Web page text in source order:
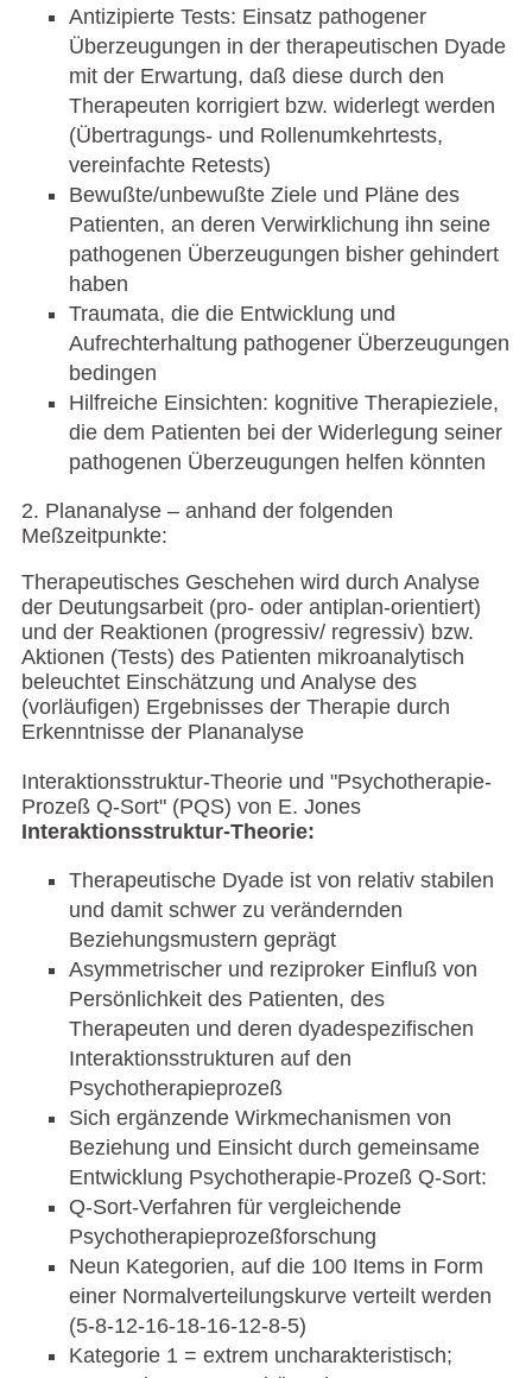
Antizipierte Tests: Einsatz pathogener
Überzeugungen in der therapeutischen Dyade
mit der Erwartung, daß diese durch den
Therapeuten korrigiert bzw. widerlegt werden
(Übertragungs- und Rollenumkehrtests,
vereinfachte Retests)
Bewußte/unbewußte Ziele und Pläne des
Patienten, an deren Verwirklichung ihn seine
pathogenen Überzeugungen bisher gehindert
haben
Traumata, die die Entwicklung und
Aufrechterhaltung pathogener Überzeugungen
bedingen
Hilfreiche Einsichten: kognitive Therapieziele,
die dem Patienten bei der Widerlegung seiner
pathogenen Überzeugungen helfen könnten
2. Plananalyse – anhand der folgenden
Meßzeitpunkte:
Therapeutisches Geschehen wird durch Analyse
der Deutungsarbeit (pro- oder antiplan-orientiert)
und der Reaktionen (progressiv/ regressiv) bzw.
Aktionen (Tests) des Patienten mikroanalytisch
beleuchtet Einschätzung und Analyse des
(vorläufigen) Ergebnisses der Therapie durch
Erkenntnisse der Plananalyse
Interaktionsstruktur-Theorie und "Psychotherapie-
Prozeß Q-Sort" (PQS) von E. Jones
Interaktionsstruktur-Theorie:
Therapeutische Dyade ist von relativ stabilen
und damit schwer zu verändernden
Beziehungsmustern geprägt
Asymmetrischer und reziproker Einfluß von
Persönlichkeit des Patienten, des
Therapeuten und deren dyadespezifischen
Interaktionsstrukturen auf den
Psychotherapieprozeß
Sich ergänzende Wirkmechanismen von
Beziehung und Einsicht durch gemeinsame
Entwicklung Psychotherapie-Prozeß Q-Sort:
Q-Sort-Verfahren für vergleichende
Psychotherapieprozeßforschung
Neun Kategorien, auf die 100 Items in Form
einer Normalverteilungskurve verteilt werden
(5-8-12-16-18-16-12-8-5)
Kategorie 1 = extrem uncharakteristisch;